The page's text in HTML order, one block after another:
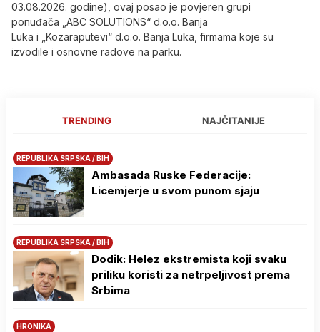
03.08.2026. godine), ovaj posao je povjeren grupi
ponuđača „ABC SOLUTIONS“ d.o.o. Banja
Luka i „Kozaraputevi“ d.o.o. Banja Luka, firmama koje su
izvodile i osnovne radove na parku.
TRENDING NAJČITANIJE
REPUBLIKA SRPSKA / BIH
Ambasada Ruske Federacije:
Licemjerje u svom punom sjaju
REPUBLIKA SRPSKA / BIH
Dodik: Helez ekstremista koji svaku
priliku koristi za netrpeljivost prema
Srbima
HRONIKA